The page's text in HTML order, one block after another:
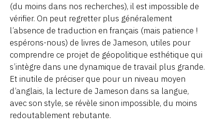
(du moins dans nos recherches), il est impossible de
vérifier. On peut regretter plus généralement
l’absence de traduction en français (mais patience !
espérons-nous) de livres de Jameson, utiles pour
comprendre ce projet de géopolitique esthétique qui
s’intègre dans une dynamique de travail plus grande.
Et inutile de préciser que pour un niveau moyen
d’anglais, la lecture de Jameson dans sa langue,
avec son style, se révèle sinon impossible, du moins
redoutablement rebutante.